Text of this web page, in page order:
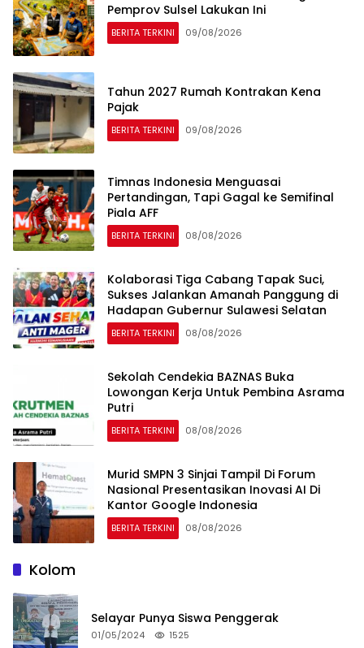
Pemprov Sulsel Lakukan Ini
BERITA TERKINI 09/08/2026
Tahun 2027 Rumah Kontrakan Kena
Pajak
BERITA TERKINI 09/08/2026
Timnas Indonesia Menguasai
Pertandingan, Tapi Gagal ke Semifinal
Piala AFF
BERITA TERKINI 08/08/2026
Kolaborasi Tiga Cabang Tapak Suci,
Sukses Jalankan Amanah Panggung di
Hadapan Gubernur Sulawesi Selatan
BERITA TERKINI 08/08/2026
Sekolah Cendekia BAZNAS Buka
Lowongan Kerja Untuk Pembina Asrama
Putri
BERITA TERKINI 08/08/2026
Murid SMPN 3 Sinjai Tampil Di Forum
Nasional Presentasikan Inovasi AI Di
Kantor Google Indonesia
BERITA TERKINI 08/08/2026
Kolom
Selayar Punya Siswa Penggerak
01/05/2024 1525